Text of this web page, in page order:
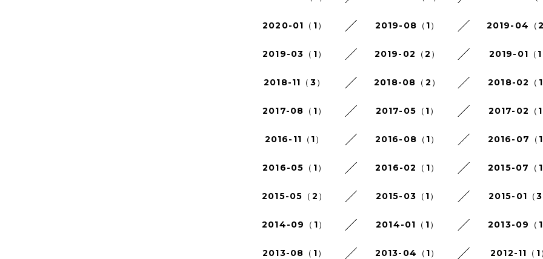
2020-01（1） 2019-08（1） 2019-04（2
2019-03（1） 2019-02（2） 2019-01（1
2018-11（3） 2018-08（2） 2018-02（1
2017-08（1） 2017-05（1） 2017-02（1
2016-11（1） 2016-08（1） 2016-07（1
2016-05（1） 2016-02（1） 2015-07（1
2015-05（2） 2015-03（1） 2015-01（3
2014-09（1） 2014-01（1） 2013-09（1
2013-08（1） 2013-04（1） 2012-11（1